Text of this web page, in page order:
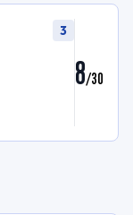
3
8/30